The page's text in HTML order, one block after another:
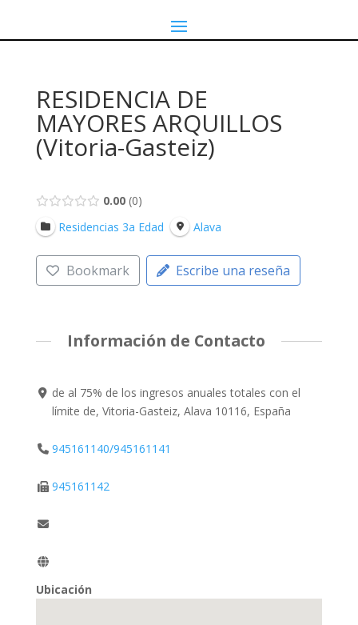
RESIDENCIA DE
MAYORES ARQUILLOS
(Vitoria-Gasteiz)
0.00 0
Residencias 3a Edad
Alava
Bookmark Escribe una reseña
Información de Contacto
de al 75% de los ingresos anuales totales con el
límite de, Vitoria-Gasteiz, Alava 10116, España
945161140/945161141
945161142
Ubicación